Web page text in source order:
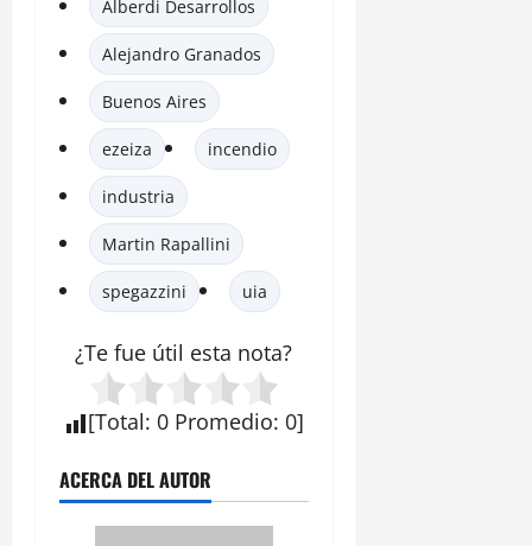
Alberdi Desarrollos
Alejandro Granados
Buenos Aires
ezeiza incendio
industria
Martin Rapallini
spegazzini uia
¿Te fue útil esta nota?
[Total: 0 Promedio: 0]
ACERCA DEL AUTOR